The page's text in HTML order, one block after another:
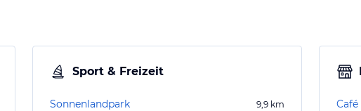
Sport & Freizeit
Sonnenlandpark 9,9 km Café